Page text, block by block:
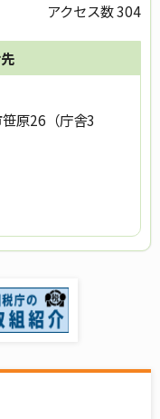
アクセス数304
原26（庁舎3